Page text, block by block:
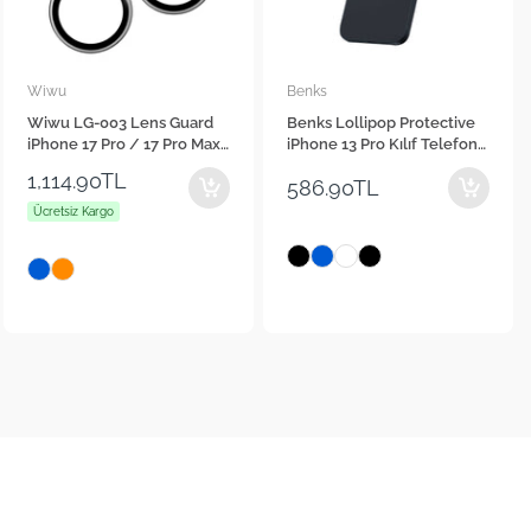
Benks
Benks Lollipop Protective
iPhone 13 Pro Kılıf Telefon
586.90TL
Karl Lagerfeld
Karl Lagerfeld iPhone 16
Orjinal Lisanslı Anahtarlıklı
Rhinestones Telefon Kılıfı
2,499.00TL